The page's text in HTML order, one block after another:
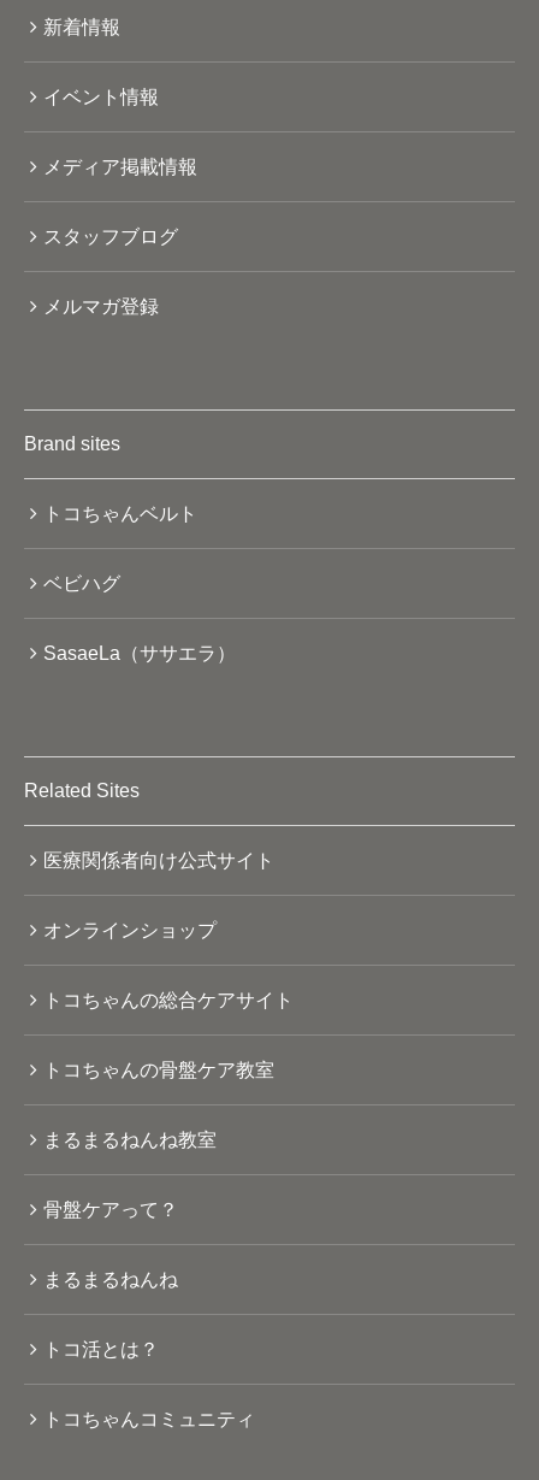
新着情報
イベント情報
メディア掲載情報
スタッフブログ
メルマガ登録
Brand sites
トコちゃんベルト
ベビハグ
SasaeLa（ササエラ）
Related Sites
医療関係者向け公式サイト
オンラインショップ
トコちゃんの総合ケアサイト
トコちゃんの骨盤ケア教室
まるまるねんね教室
骨盤ケアって？
まるまるねんね
トコ活とは？
トコちゃんコミュニティ